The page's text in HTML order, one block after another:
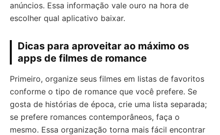
anúncios. Essa informação vale ouro na hora de
escolher qual aplicativo baixar.
Dicas para aproveitar ao máximo os
apps de filmes de romance
Primeiro, organize seus filmes em listas de favoritos
conforme o tipo de romance que você prefere. Se
gosta de histórias de época, crie uma lista separada;
se prefere romances contemporâneos, faça o
mesmo. Essa organização torna mais fácil encontrar